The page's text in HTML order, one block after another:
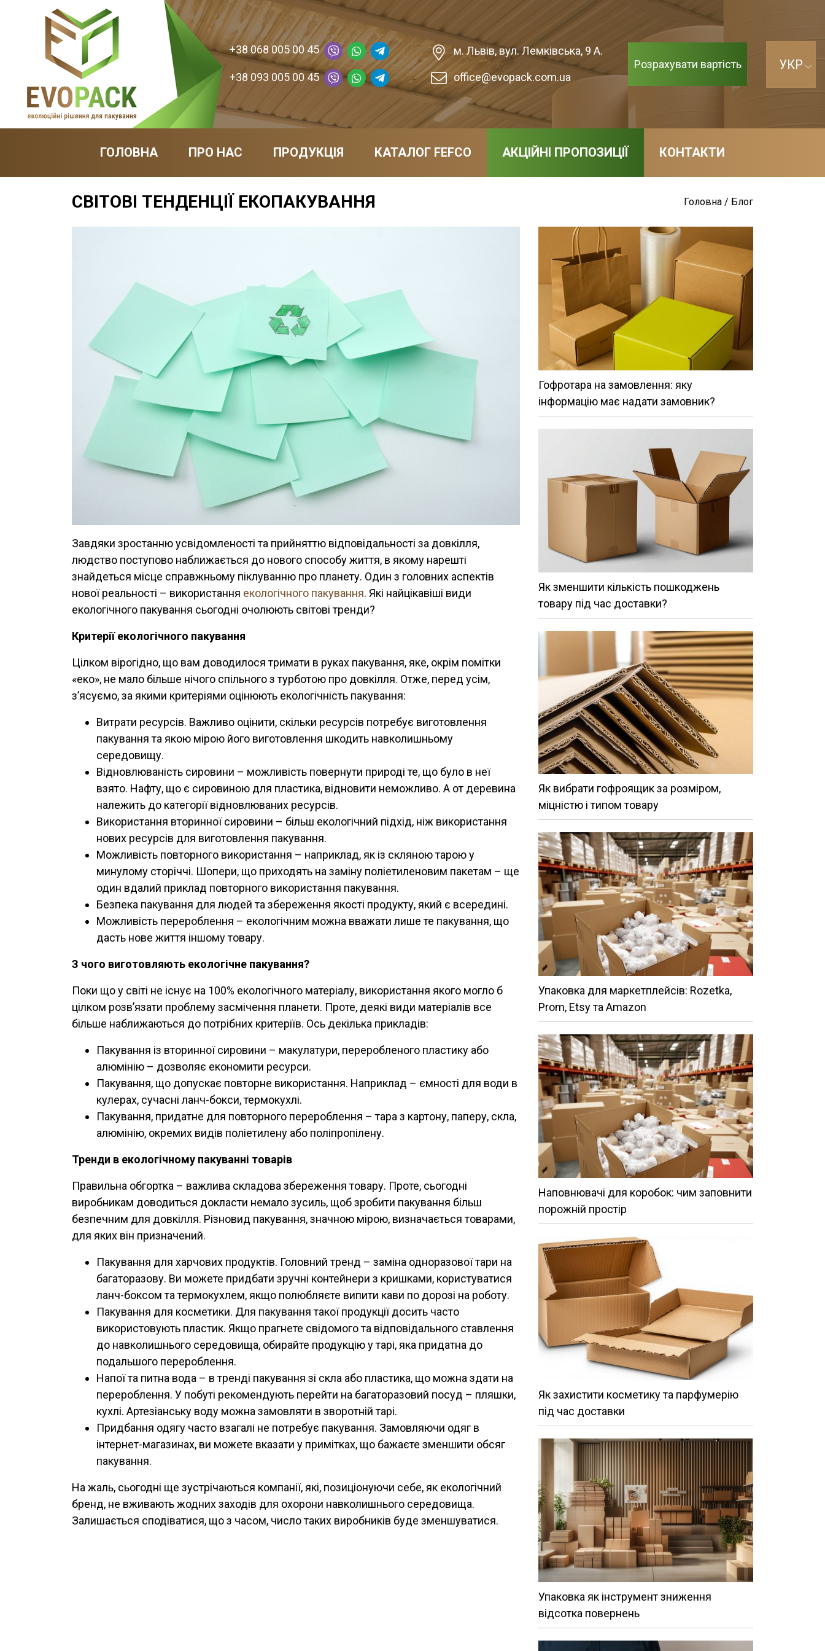
+38 068 005 00 45
+38 093 005 00 45
м. Львів, вул. Лемківська, 9 А.
office@evopack.com.ua
Розрахувати вартість
ГОЛОВНА ПРО НАС ПРОДУКЦІЯ КАТАЛОГ FEFCO АКЦІЙНІ ПРОПОЗИЦІЇ КОНТАКТИ
СВІТОВІ ТЕНДЕНЦІЇ ЕКОПАКУВАННЯ Головна / Блог
Завдяки зростанню усвідомленості та прийняттю відповідальності за довкілля,
людство поступово наближається до нового способу життя, в якому нарешті
знайдеться місце справжньому піклуванню про планету. Один з головних аспектів
нової реальності – використання екологічного пакування. Які найцікавіші види
екологічного пакування сьогодні очолюють світові тренди?
Критерії екологічного пакування
Цілком вірогідно, що вам доводилося тримати в руках пакування, яке, окрім помітки
«еко», не мало більше нічого спільного з турботою про довкілля. Отже, перед усім,
з’ясуємо, за якими критеріями оцінюють екологічність пакування:
Витрати ресурсів. Важливо оцінити, скільки ресурсів потребує виготовлення
пакування та якою мірою його виготовлення шкодить навколишньому
середовищу.
Відновлюваність сировини – можливість повернути природі те, що було в неї
взято. Нафту, що є сировиною для пластика, відновити неможливо. А от деревина
належить до категорії відновлюваних ресурсів.
Використання вторинної сировини – більш екологічний підхід, ніж використання
нових ресурсів для виготовлення пакування.
Можливість повторного використання – наприклад, як із скляною тарою у
минулому сторіччі. Шопери, що приходять на заміну поліетиленовим пакетам – ще
один вдалий приклад повторного використання пакування.
Безпека пакування для людей та збереження якості продукту, який є всередині.
Можливість перероблення – екологічним можна вважати лише те пакування, що
дасть нове життя іншому товару.
З чого виготовляють екологічне пакування?
Поки що у світі не існує на 100% екологічного матеріалу, використання якого могло б
цілком розв’язати проблему засмічення планети. Проте, деякі види матеріалів все
більше наближаються до потрібних критеріїв. Ось декілька прикладів:
Пакування із вторинної сировини – макулатури, переробленого пластику або
алюмінію – дозволяє економити ресурси.
Пакування, що допускає повторне використання. Наприклад – ємності для води в
кулерах, сучасні ланч-бокси, термокухлі.
Пакування, придатне для повторного перероблення – тара з картону, паперу, скла,
алюмінію, окремих видів поліетилену або поліпропілену.
Тренди в екологічному пакуванні товарів
Правильна обгортка – важлива складова збереження товару. Проте, сьогодні
виробникам доводиться докласти немало зусиль, щоб зробити пакування більш
безпечним для довкілля. Різновид пакування, значною мірою, визначається товарами,
для яких він призначений.
Пакування для харчових продуктів. Головний тренд – заміна одноразової тари на
багаторазову. Ви можете придбати зручні контейнери з кришками, користуватися
ланч-боксом та термокухлем, якщо полюбляєте випити кави по дорозі на роботу.
Пакування для косметики. Для пакування такої продукції досить часто
використовують пластик. Якщо прагнете свідомого та відповідального ставлення
до навколишнього середовища, обирайте продукцію у тарі, яка придатна до
подальшого перероблення.
Напої та питна вода – в тренді пакування зі скла або пластика, що можна здати на
перероблення. У побуті рекомендують перейти на багаторазовий посуд – пляшки,
кухлі. Артезіанську воду можна замовляти в зворотній тарі.
Придбання одягу часто взагалі не потребує пакування. Замовляючи одяг в
інтернет-магазинах, ви можете вказати у примітках, що бажаєте зменшити обсяг
пакування.
На жаль, сьогодні ще зустрічаються компанії, які, позиціонуючи себе, як екологічний
бренд, не вживають жодних заходів для охорони навколишнього середовища.
Залишається сподіватися, що з часом, число таких виробників буде зменшуватися.
Гофротара на замовлення: яку
інформацію має надати замовник?
Як зменшити кількість пошкоджень
товару під час доставки?
Як вибрати гофроящик за розміром,
міцністю і типом товару
Упаковка для маркетплейсів: Rozetka,
Prom, Etsy та Amazon
Наповнювачі для коробок: чим заповнити
порожній простір
Як захистити косметику та парфумерію
під час доставки
Упаковка як інструмент зниження
відсотка повернень